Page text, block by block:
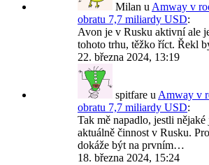
Milan u Amway v
obratu 7,7 miliardy USD:
Avon je v Rusku aktivní ale
tohoto trhu, těžko říct. Řekl
22. března 2024, 13:19
spitfare u Amway v
obratu 7,7 miliardy USD:
Tak mě napadlo, jestli
aktuálně činnost v Rusku.
dokáže být na prvním…
18. března 2024, 15:24